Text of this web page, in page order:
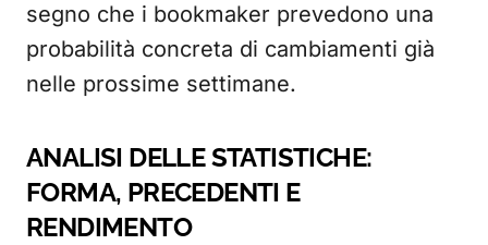
segno che i bookmaker prevedono una
probabilità concreta di cambiamenti già
nelle prossime settimane.
ANALISI DELLE STATISTICHE:
FORMA, PRECEDENTI E
RENDIMENTO